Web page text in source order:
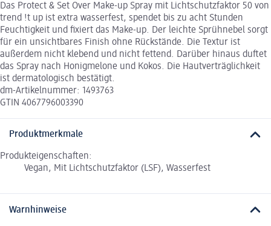
Das Protect & Set Over Make-up Spray mit Lichtschutzfaktor 50 von
trend !t up ist extra wasserfest, spendet bis zu acht Stunden
Feuchtigkeit und fixiert das Make-up. Der leichte Sprühnebel sorgt
für ein unsichtbares Finish ohne Rückstände. Die Textur ist
außerdem nicht klebend und nicht fettend. Darüber hinaus duftet
das Spray nach Honigmelone und Kokos. Die Hautverträglichkeit
ist dermatologisch bestätigt.
dm-Artikelnummer: 1493763
GTIN 4067796003390
Produktmerkmale
Produkteigenschaften:
Vegan, Mit Lichtschutzfaktor (LSF), Wasserfest
Warnhinweise